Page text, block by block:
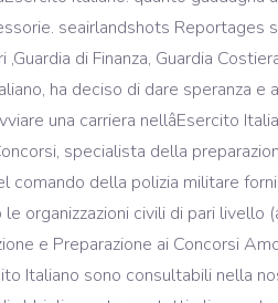
seairlandshots
di Finanza, Guardia
ha deciso di dare
una carriera nellâEsercito
specialista della
comando della polizia militare
organizzazioni civili di pari
e Preparazione ai Concorsi
Italiano sono consultabili nella